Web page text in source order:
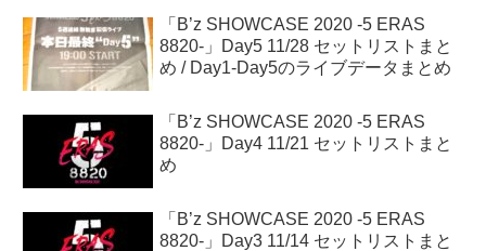
「B’z SHOWCASE 2020 -5 ERAS
8820-」Day5 11/28 セットリストまと
め / Day1-Day5のライブデータまとめ
「B’z SHOWCASE 2020 -5 ERAS
8820-」Day4 11/21 セットリストまと
め
「B’z SHOWCASE 2020 -5 ERAS
8820-」Day3 11/14 セットリストまと